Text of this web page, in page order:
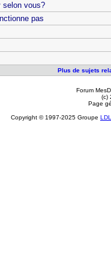
selon vous?
pas
Plus de sujets
Forum
(c)
Page
Copyright © 1997-2025 Groupe